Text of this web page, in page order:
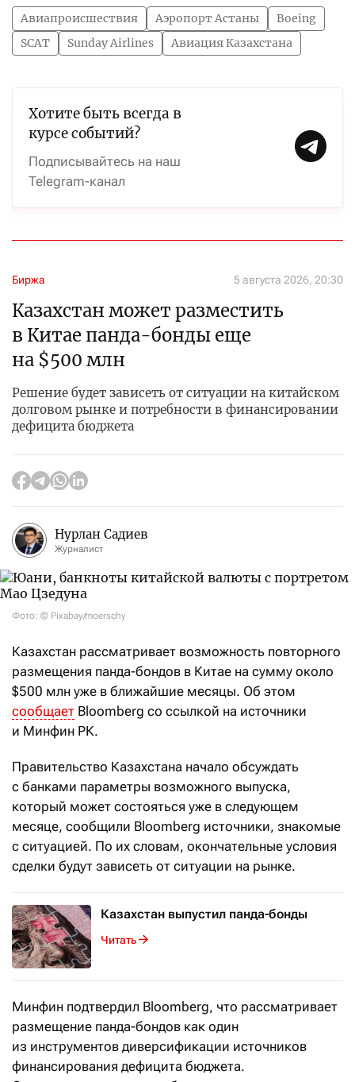
Авиапроисшествия Аэропорт Астаны
Boeing
SCAT
Sunday Airlines Авиация Казахстана
Хотите быть всегда в
курсе событий?
Подписывайтесь на наш
Telegram-канал
Биржа 5 августа 2026, 20:30
Казахстан может разместить
в Китае панда-бонды еще
на $500 млн
Решение будет зависеть от ситуации на китайском
долговом рынке и потребности в финансировании
дефицита бюджета
Нурлан Садиев
Журналист
Фото: © Pixabay/moerschy
Казахстан рассматривает возможность повторного
размещения панда-бондов в Китае на сумму около
$500 млн уже в ближайшие месяцы. Об этом
сообщает Bloomberg со ссылкой на источники
и Минфин РК.
Правительство Казахстана начало обсуждать
с банками параметры возможного выпуска,
который может состояться уже в следующем
месяце, сообщили Bloomberg источники, знакомые
с ситуацией. По их словам, окончательные условия
сделки будут зависеть от ситуации на рынке.
Казахстан выпустил панда-бонды
Читать
Минфин подтвердил Bloomberg, что рассматривает
размещение панда-бондов как один
из инструментов диверсификации источников
финансирования дефицита бюджета.